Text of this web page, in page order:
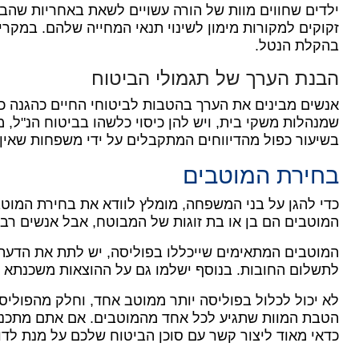
ילדים שחווים מוות של הורה עשויים לשאת באחריות
זקוקים למקורות מימון לשינוי תנאי המחייה שלהם.
בהקלת הנטל.
הבנת הערך של תגמולי הביטוח
אנשים מבינים את הערך בהטבות לביטוחי החיים
שמנהלות משקי בית, ויש להן כיסוי כלשהו בביטוח הנ"ל,
בשיעור כפול מהדיווחים המתקבלים על ידי משפחות
בחירת המוטבים
כדי להגן על בני המשפחה, מומלץ לוודא את בחירת
המוטבים הם בן או בת זוגות של המבוטח, אבל אנשים
המוטבים המתאימים שייכללו בפוליסה, יש לתת את
לתשלום החובות. בנוסף ישלמו גם על ההוצאות משכנתא
לא יכול לכלול בפוליסה יותר ממוטב אחד, וחלק
הטבת המוות שתגיע לכל אחד מהמוטבים. אם אתם
כדאי מאוד ליצור קשר עם סוכן הביטוח שלכם על מנת